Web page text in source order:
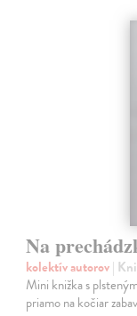
Na
kolektív autorov|
Mini knižka s
priamo na kočiar